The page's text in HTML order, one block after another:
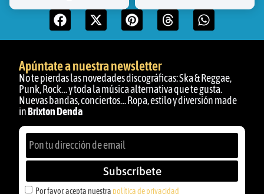
Apúntate a nuestra newsletter
No te pierdas las novedades discográficas: Ska & Reggae,
Punk, Rock… y toda la música alternativa que te gusta.
Nuevas bandas, conciertos… Ropa, estilo y diversión made
inBrixton Denda
Por favor, acepta nuestra política de privacidad
Subscríbete